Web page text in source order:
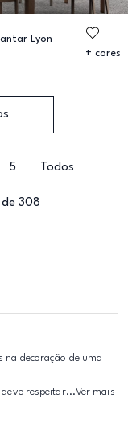
Lyon
+ cores
5 Todos
308
na decoração de uma
deve respeitar...Ver mais